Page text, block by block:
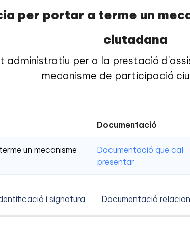
per portar a terme un
ciutadana
administratiu per a la prestació
mecanisme de participació
Documentació
un mecanisme
Documentació que cal
presentar
i signatura Documentació